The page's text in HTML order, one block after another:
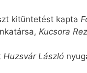
kitüntetést kapta
Kucsora
Huzsvár László